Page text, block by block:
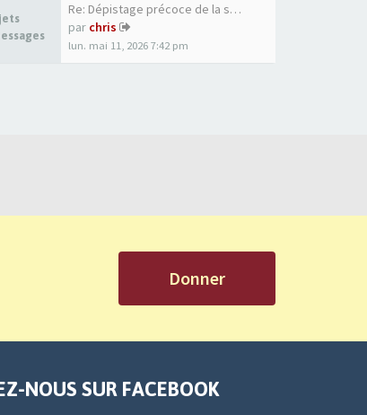
Re: Dépistage précoce de la s…
par chris
lun. mai 11, 2026 7:42 pm
Donner
NOUS SUR FACEBOOK